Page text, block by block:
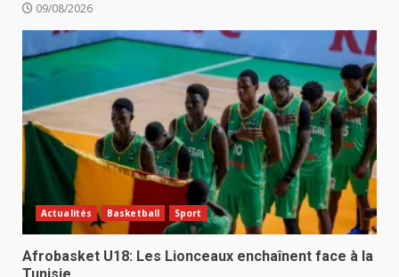
09/08/2026
Actualités Basketball Sport
Afrobasket U18: Les Lionceaux enchaînent face à la